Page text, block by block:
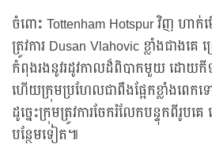
ចំពោះ Tottenham Hotspur វិញ ហា
ត្រូវការ Dusan Vlahovic ខ្លាំងជាងគេ
កំពុងរងនូវរដូវកាលដ៏ពិបាកមួយ ដោយកី
ហើយក្រុមប្រហែលជាពឹងផ្អែកខ្លាំងពេក
ដូច្នេះក្រុមត្រូវការចែករំលែកបន្ទុកពីរូប
បន្ថែមទៀត៕